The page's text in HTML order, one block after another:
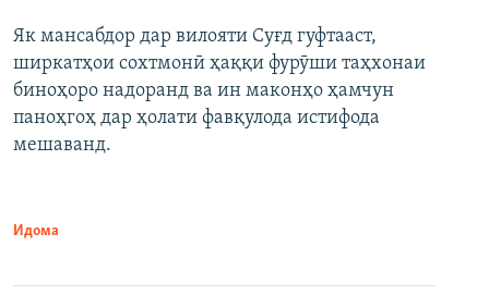
Як мансабдор дар вилояти Суғд гуфтааст,
ширкатҳои сохтмонӣ ҳаққи фурӯши таҳхонаи
биноҳоро надоранд ва ин маконҳо ҳамчун
паноҳгоҳ дар ҳолати фавқулода истифода
мешаванд.
Идома